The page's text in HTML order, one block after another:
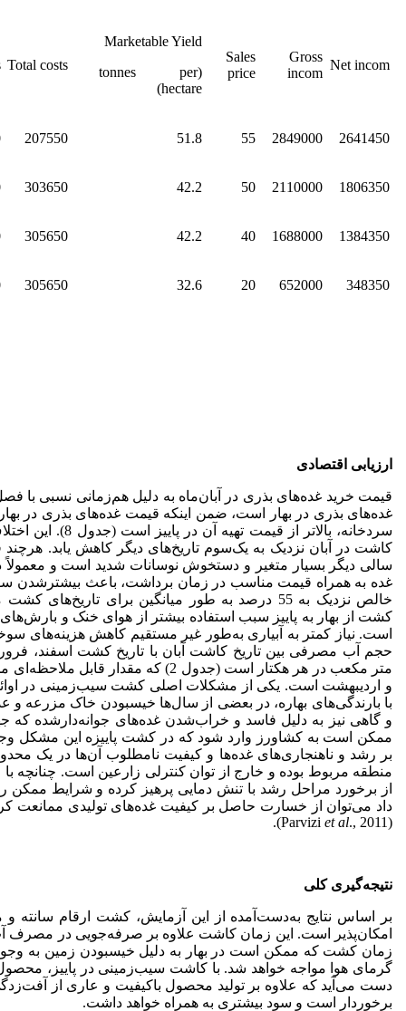
Net incom
Gross
incom
Sales
price
Marketable Yield
(tonnes per
hectare)
Total costs
2641450
2849000
55
51.8
207550
1806350
2110000
50
42.2
303650
1384350
1688000
40
42.2
305650
348350
652000
20
32.6
305650
ارزیابی اقتصادی
قیمت خرید غده‌های بذری در آبان‌ماه به دلیل هم‌زمانی نسبی با
غده‌های بذری در بهار است، ضمن اینکه قیمت غده‌های بذری در
سردخانه، بالاتر
کاشت در آبان نزدیک به یک‌سوم تاریخ‌های دیگر کاهش یابد.
سالی دیگر بسیار متغیر و دستخوش نوسانات شدید است و معمولاً در
غده به همراه قیمت مناسب در زمان برداشت، باعث بیشترشدن
کشت از بهار به پاییز سبب استفاده بیشتر از هوای خنک و
است. نیاز کمتر به آبیاری به‌طور غیر مستقیم کاهش هزینه‌های
متر مکعب در هر هکتار است (جدول 2) که
و اردیبهشت است. یکی از مشکلات اصلی کشت سیب‌زمینی در
با بارندگی‌های بهاره، در بعضی از سال‌ها خیس­بودن خاک مزرعه
و گاهی نیز به دلیل فاسد و خراب‌شدن غده‌های جوانه‌دار­شده که
ممکن است به کشاورز وارد شود که در کشت پاییزه این مشکل
بر رشد و ناهنجاری‌های غده‌ها و کیفیت نامطلوب آن‌ها در یک
منطقه مربوط بوده و خارج از توان کنترلی زارعین است. چنانچه
از برخورد مراحل رشد با تنش دمایی پرهیز کرده و شرایط ممکن
داد می‌توان از خسارت حاصل بر کیفیت غده‌های تولیدی ممانعت
(Parvizi
et al., 2011).
نتیجه‌گیری کلی
بر اساس نتایج به‌دست‌آمده از این آزمایش، کشت ارقام سانته و
امکان‌پذیر است. این زمان کاشت علاوه بر صرفه‌جویی در مصرف
زمان کشت که ممکن است در بهار به دلیل خیس­بودن زمین به وجود
گرمای هوا مواجه خواهد شد. با کاشت سیب‌زمینی در پاییز،
دست می‌آید که علاوه بر تولید محصول باکیفیت و عاری از
برخوردار است و سود بیشتری به همراه خواهد داشت.